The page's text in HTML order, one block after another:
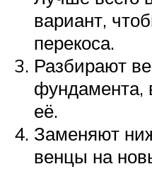
вариант,
перекоса.
Разбирают
фундамента,
её.
Заменяют
венцы на